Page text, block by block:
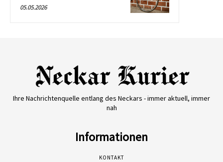
05.05.2026
Ihre Nachrichtenquelle entlang des Neckars - immer aktuell, immer
nah
Informationen
KONTAKT